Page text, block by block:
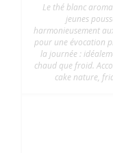
Le thé blanc
jeunes
harmonieusement
pour une évocation
la journée :
chaud que froid.
cake nature,